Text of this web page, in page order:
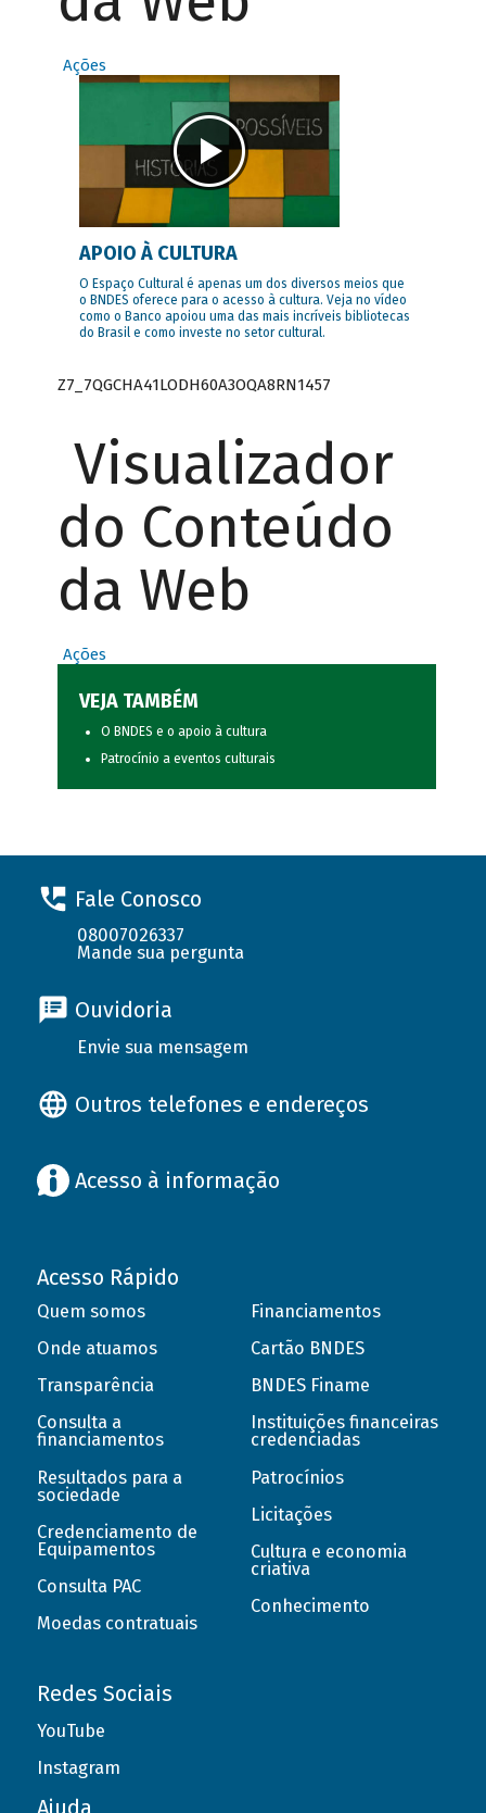
Ações
APOIO À CULTURA
O Espaço Cultural é apenas um dos diversos meios que
o BNDES oferece para o acesso à cultura. Veja no vídeo
como o Banco apoiou uma das mais incríveis bibliotecas
do Brasil e como investe no setor cultural.
Z7_7QGCHA41LODH60A3OQA8RN1457
Visualizador
do Conteúdo
da Web
Ações
VEJA TAMBÉM
O BNDES e o apoio à cultura
Patrocínio a eventos culturais
Fale Conosco
08007026337
Mande sua pergunta
Ouvidoria
Envie sua mensagem
Outros telefones e endereços
Acesso à informação
Acesso Rápido
Quem somos
Onde atuamos
Transparência
Consulta a
financiamentos
Resultados para a
sociedade
Credenciamento de
Equipamentos
Consulta PAC
Moedas contratuais
Financiamentos
Cartão BNDES
BNDES Finame
Instituições financeiras
credenciadas
Patrocínios
Licitações
Cultura e economia
criativa
Conhecimento
Redes Sociais
YouTube
Instagram
Ajuda